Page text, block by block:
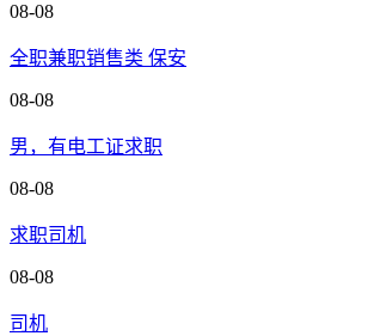
08-08
全职兼职销售类 保安
08-08
男，有电工证求职
08-08
求职司机
08-08
司机